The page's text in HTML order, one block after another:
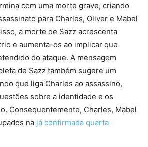
com uma morte grave, criando
para Charles, Oliver e Mabel
a morte de Sazz acrescenta
e aumenta-os ao implicar que
do ataque. A mensagem
de Sazz também sugere um
que liga Charles ao assassino,
sobre a identidade e os
Consequentemente, Charles, Mabel
na já confirmada quarta